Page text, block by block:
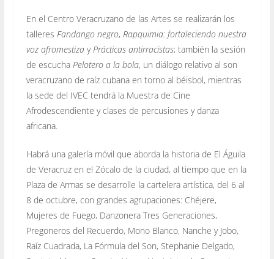
En el Centro Veracruzano de las Artes se realizarán los
talleres Fandango negro, Rapquimia: fortaleciendo nuestra
voz afromestizay Prácticas antirracistas; también la sesión
de escucha Pelotero a la bola, un diálogo relativo al son
veracruzano de raíz cubana en torno al béisbol, mientras
la sede del IVEC tendrá la Muestra de Cine
Afrodescendiente y clases de percusiones y danza
africana.
Habrá una galería móvil que aborda la historia de El Águila
de Veracruz en el Zócalo de la ciudad, al tiempo que en la
Plaza de Armas se desarrolle la cartelera artística, del 6 al
8 de octubre, con grandes agrupaciones: Chéjere,
Mujeres de Fuego, Danzonera Tres Generaciones,
Pregoneros del Recuerdo, Mono Blanco, Nanche y Jobo,
Raíz Cuadrada, La Fórmula del Son, Stephanie Delgado,